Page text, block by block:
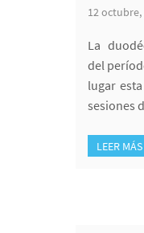
12 octubre,
La
del
lugar
sesiones
LEER MÁS